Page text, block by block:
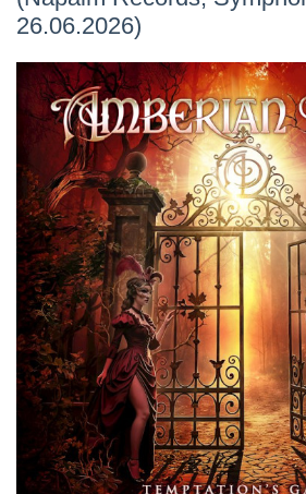
​Anthrax выпустили новый сингл
26.06.2026)